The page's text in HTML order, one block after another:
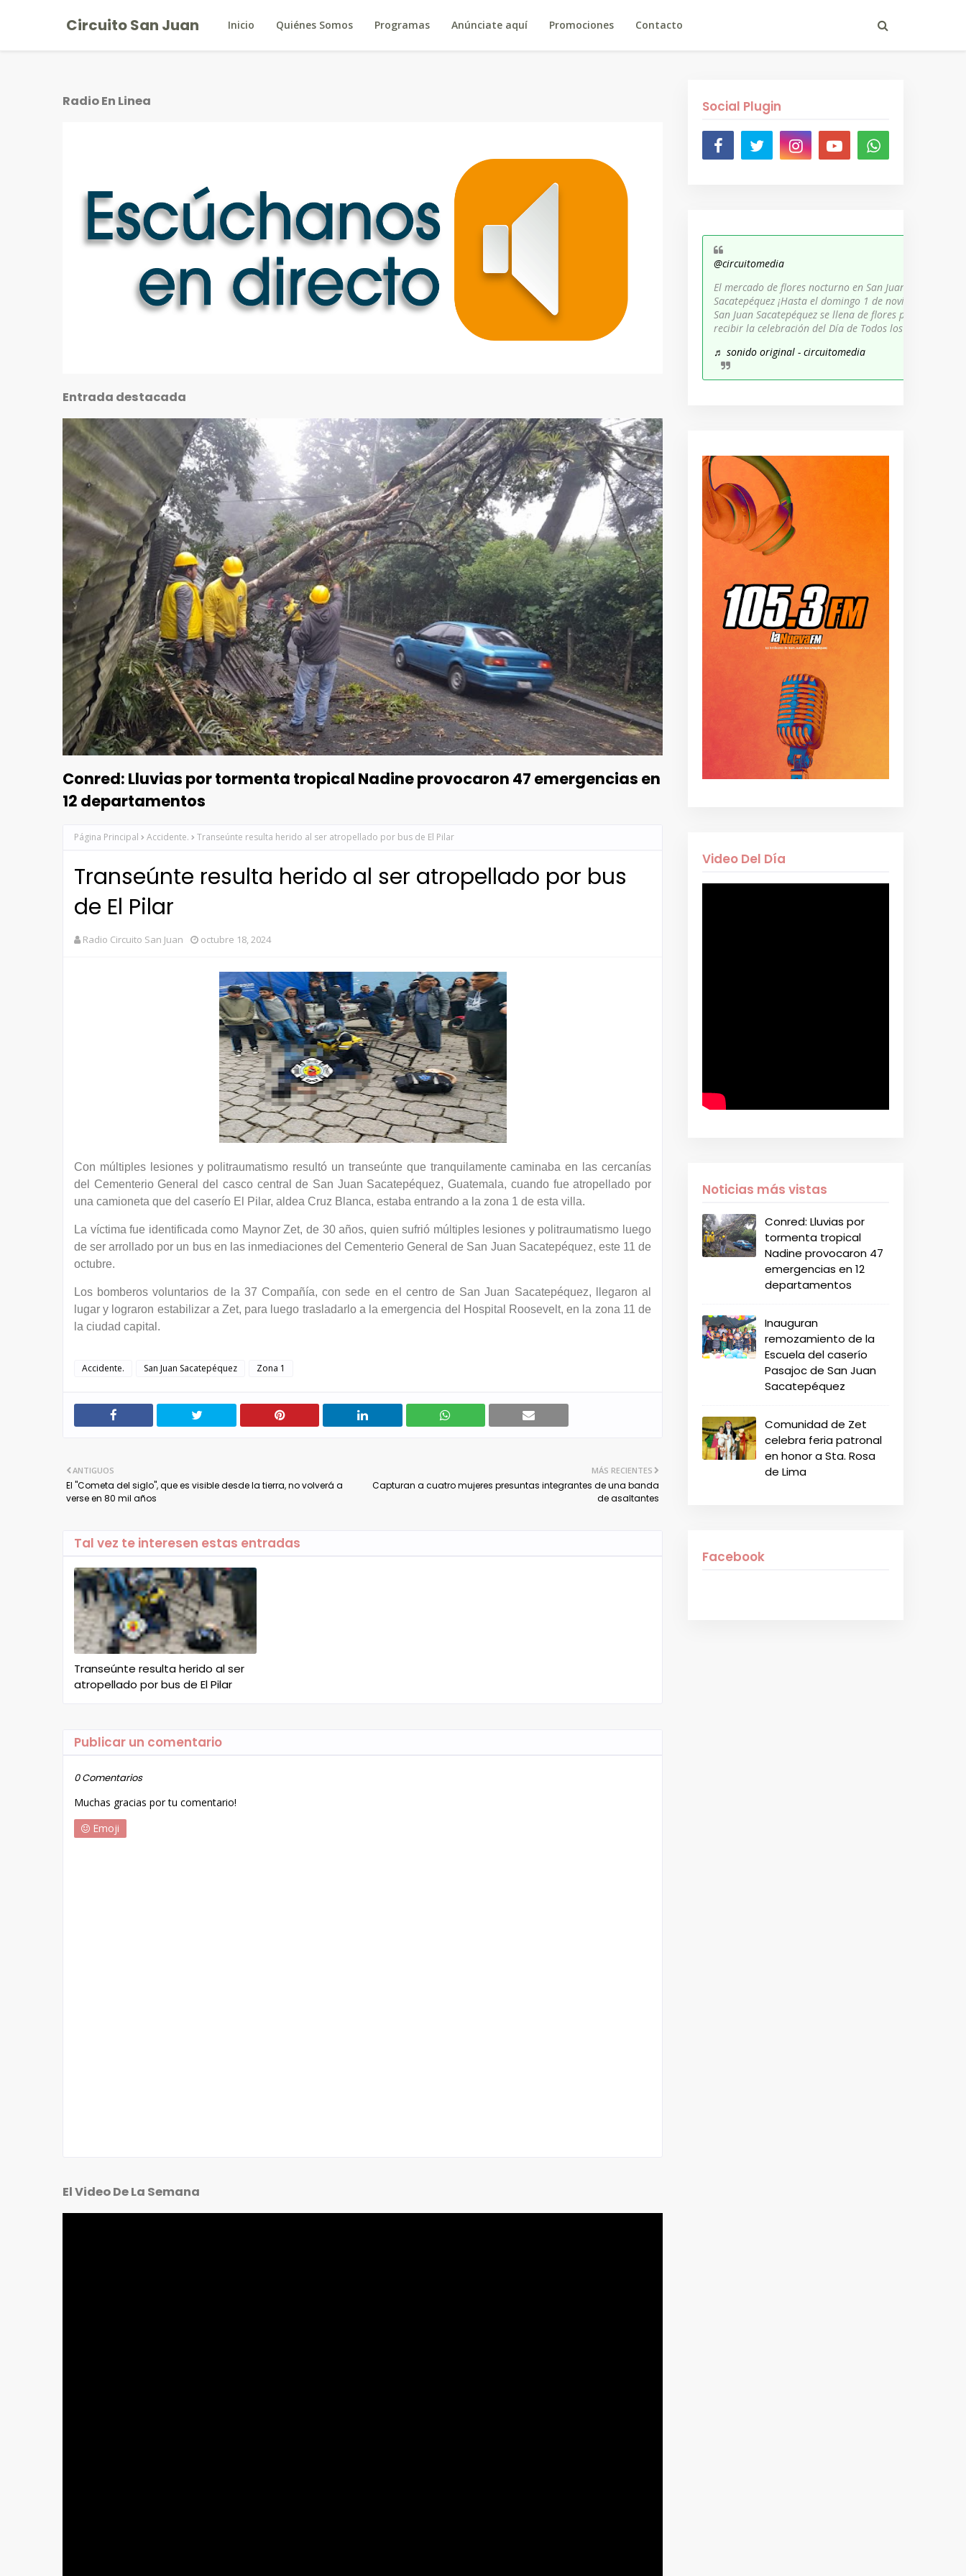
Circuito San Juan Inicio Quiénes Somos Programas Anúnciate aquí Promociones Contacto
Radio En Linea
Entrada destacada
Conred: Lluvias por tormenta tropical Nadine provocaron 47 emergencias en
12 departamentos
Página Principal Accidente. Transeúnte resulta herido al ser atropellado por bus de El Pilar
Transeúnte resulta herido al ser atropellado por bus
de El Pilar
Radio Circuito San Juan octubre 18, 2024
Con múltiples lesiones y politraumatismo resultó un transeúnte que tranquilamente caminaba en las cercanías
del Cementerio General del casco central de San Juan Sacatepéquez, Guatemala, cuando fue atropellado por
una camioneta que del caserío El Pilar, aldea Cruz Blanca, estaba entrando a la zona 1 de esta villa.
La víctima fue identificada como Maynor Zet, de 30 años, quien sufrió múltiples lesiones y politraumatismo luego
de ser arrollado por un bus en las inmediaciones del Cementerio General de San Juan Sacatepéquez, este 11 de
octubre.
Los bomberos voluntarios de la 37 Compañía, con sede en el centro de San Juan Sacatepéquez, llegaron al
lugar y lograron estabilizar a Zet, para luego trasladarlo a la emergencia del Hospital Roosevelt, en la zona 11 de
la ciudad capital.
Accidente. San Juan Sacatepéquez Zona 1
MÁS RECIENTES
Capturan a cuatro mujeres presuntas integrantes de una banda
de asaltantes
ANTIGUOS
El "Cometa del siglo", que es visible desde la tierra, no volverá a
verse en 80 mil años
Tal vez te interesen estas entradas
Transeúnte resulta herido al ser
atropellado por bus de El Pilar
Publicar un comentario
0 Comentarios
Muchas gracias por tu comentario!
Emoji
El Video De La Semana
Social Plugin
@circuitomedia
El mercado de flores nocturno en San Juan
Sacatepéquez ¡Hasta el domingo 1 de noviembre,
San Juan Sacatepéquez se llena de flores para
recibir la celebración del Día de Todos los Santos!
♬ sonido original - circuitomedia
Video Del Día
Noticias más vistas
Conred: Lluvias por
tormenta tropical
Nadine provocaron 47
emergencias en 12
departamentos
Inauguran
remozamiento de la
Escuela del caserío
Pasajoc de San Juan
Sacatepéquez
Comunidad de Zet
celebra feria patronal
en honor a Sta. Rosa
de Lima
Facebook